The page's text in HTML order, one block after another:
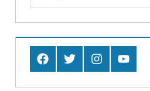
FacebookTwitter InstagramYoutube